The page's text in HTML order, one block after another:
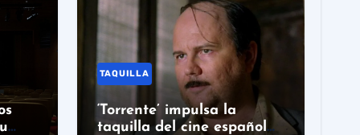
TAQUILLA
‘Torrente’ impulsa la
taquilla del cine español